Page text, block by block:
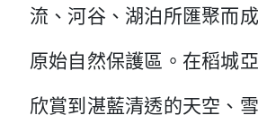
流、河谷、湖泊所匯聚而
原始自然保護區。在稻城
欣賞到湛藍清透的天空、